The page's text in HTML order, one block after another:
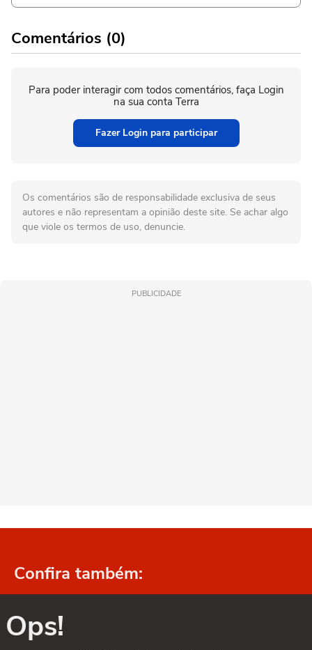
Comentários (0)
Para poder interagir com todos comentários, faça Login
na sua conta Terra
Fazer Login para participar
Os comentários são de responsabilidade exclusiva de seus
autores e não representam a opinião deste site. Se achar algo
que viole os termos de uso, denuncie.
PUBLICIDADE
Confira também:
Ops!